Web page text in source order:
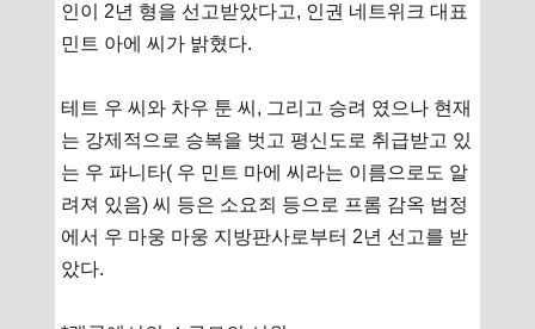
인이 2년 형을 선고받았다고, 인권 네트위크 대표
민트 아에 씨가 밝혔다.
테트 우 씨와 차우 툰 씨, 그리고 승려 였으나 현재
는 강제적으로 승복을 벗고 평신도로 취급받고 있
는 우 파니타( 우 민트 마에 씨라는 이름으로도 알
려져 있음) 씨 등은 소요죄 등으로 프롬 감옥 법정
에서 우 마웅 마웅 지방판사로부터 2년 선고를 받
았다.